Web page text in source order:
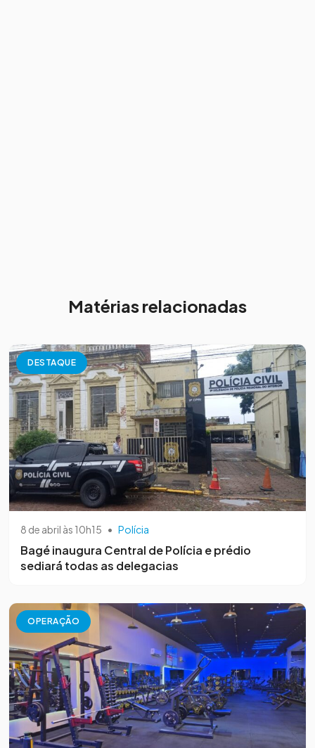
Matérias relacionadas
DESTAQUE
8 de abril às 10h15 • Polícia
Bagé inaugura Central de Polícia e prédio
sediará todas as delegacias
OPERAÇÃO